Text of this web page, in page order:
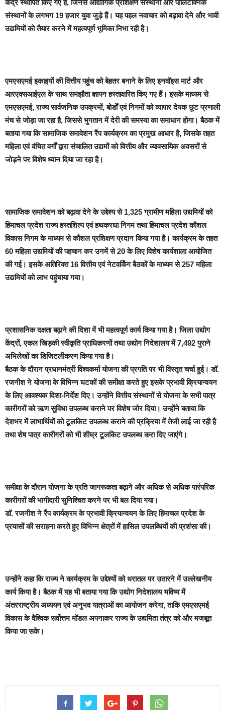
केंद्र स्थापित किए गए हैं, जिनसे औद्योगिक प्रशिक्षण संस्थानों और पॉलिटेक्निक
संस्थानों के लगभग 19 हजार युवा जुड़े हैं। यह पहल नवाचार को बढ़ावा देने और भावी
उद्यमियों को तैयार करने में महत्वपूर्ण भूमिका निभा रही है।
एमएसएमई इकाइयों की वित्तीय पहुंच को बेहतर बनाने के लिए इनवॉइस मार्ट और
आरएक्सआईएल के साथ समझौता ज्ञापन हस्ताक्षरित किए गए हैं। इसके माध्यम से
एमएसएमई, राज्य सार्वजनिक उपक्रमों, बोर्डों एवं निगमों को व्यापार देयक छूट प्रणाली
मंच से जोड़ा जा रहा है, जिससे भुगतान में देरी की समस्या का समाधान होगा। बैठक में
बताया गया कि सामाजिक समावेशन रैंप कार्यक्रम का प्रमुख आधार है, जिसके तहत
महिला एवं वंचित वर्गों द्वारा संचालित उद्यमों को वित्तीय और व्यावसायिक अवसरों से
जोड़ने पर विशेष ध्यान दिया जा रहा है।
सामाजिक समावेशन को बढ़ावा देने के उद्देश्य से 1,325 ग्रामीण महिला उद्यमियों को
हिमाचल प्रदेश राज्य हस्तशिल्प एवं हथकरघा निगम तथा हिमाचल प्रदेश कौशल
विकास निगम के माध्यम से कौशल प्रशिक्षण प्रदान किया गया है। कार्यक्रम के तहत
60 महिला उद्यमियों की पहचान कर उनमें से 20 के लिए विशेष कार्यशाला आयोजित
की गई। इसके अतिरिक्त 16 वित्तीय एवं नेटवर्किंग बैठकों के माध्यम से 257 महिला
उद्यमियों को लाभ पहुंचाया गया।
प्रशासनिक दक्षता बढ़ाने की दिशा में भी महत्वपूर्ण कार्य किया गया है। जिला उद्योग
केंद्रों, एकल खिड़की स्वीकृति प्राधिकरणों तथा उद्योग निदेशालय में 7,492 पुराने
अभिलेखों का डिजिटलीकरण किया गया है।
बैठक के दौरान प्रधानमंत्री विश्वकर्मा योजना की प्रगति पर भी विस्तृत चर्चा हुई। डॉ.
रजनीश ने योजना के विभिन्न घटकों की समीक्षा करते हुए इसके प्रभावी क्रियान्वयन
के लिए आवश्यक दिशा-निर्देश दिए। उन्होंने वित्तीय संस्थानों से योजना के सभी पात्र
कारीगरों को ऋण सुविधा उपलब्ध कराने पर विशेष जोर दिया। उन्होंने बताया कि
देशभर में लाभार्थियों को टूलकिट उपलब्ध कराने की प्रक्रिया में तेजी लाई जा रही है
तथा शेष पात्र कारीगरों को भी शीघ्र टूलकिट उपलब्ध करा दिए जाएंगे।
समीक्षा के दौरान योजना के प्रति जागरूकता बढ़ाने और अधिक से अधिक पारंपरिक
कारीगरों की भागीदारी सुनिश्चित करने पर भी बल दिया गया।
डॉ. रजनीश ने रैंप कार्यक्रम के प्रभावी क्रियान्वयन के लिए हिमाचल प्रदेश के
प्रयासों की सराहना करते हुए विभिन्न क्षेत्रों में हासिल उपलब्धियों की प्रशंसा की।
उन्होंने कहा कि राज्य ने कार्यक्रम के उद्देश्यों को धरातल पर उतारने में उल्लेखनीय
कार्य किया है। बैठक में यह भी बताया गया कि उद्योग निदेशालय भविष्य में
अंतरराष्ट्रीय अध्ययन एवं अनुभव यात्राओं का आयोजन करेगा, ताकि एमएसएमई
विकास के वैश्विक सर्वोत्तम मॉडल अपनाकर राज्य के उद्यमिता तंत्र को और मजबूत
किया जा सके।